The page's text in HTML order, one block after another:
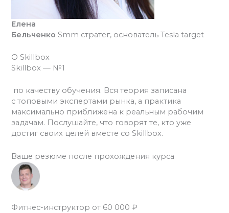
Елена
Бельченко Smm стратег, основатель Tesla target
О Skillbox
Skillbox — №1
по качеству обучения. Вся теория записана
с топовыми экспертами рынка, а практика
максимально приближена к реальным рабочим
задачам. Послушайте, что говорят те, кто уже
достиг своих целей вместе со Skillbox.
Ваше резюме после прохождения курса
Фитнес-инструктор от 60 000 ₽